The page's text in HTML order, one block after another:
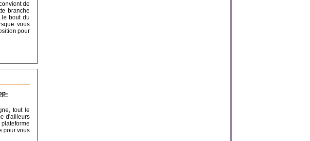
de
branche
le bout du
vous
pour
tout le
d'ailleurs
pour vous